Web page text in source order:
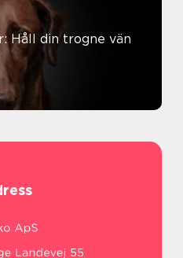
Håll din trogne vän